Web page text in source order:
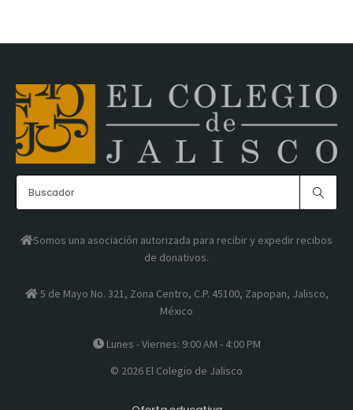
Somos una asociación autorizada para recibir y expedir recibos
de donativos.
5 de Mayo No. 321, Zona Centro, C.P. 45100, Zapopan, Jalisco,
México
Lunes - Viernes: 9:00 AM - 4:00 PM
© 2026 El Colegio de Jalisco